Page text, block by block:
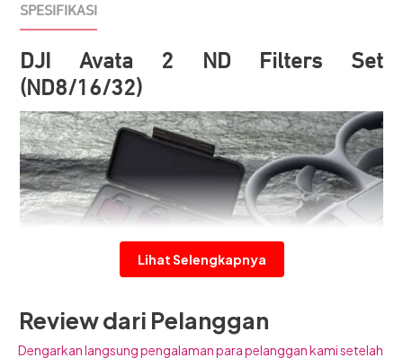
SPESIFIKASI
DJI Avata 2 ND Filters Set
(ND8/16/32)
Filter ND Avata 2 dibuat dengan menggunakan material
berkualitas tinggi yang berfungsi untuk mengurangi
Lihat Selengkapnya
Review dari Pelanggan
Dengarkan langsung pengalaman para pelanggan kami setelah